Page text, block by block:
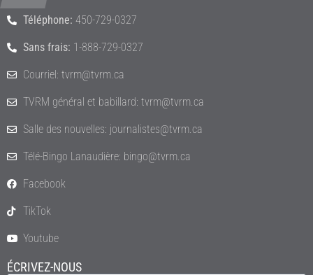
Téléphone: 450-729-0327
Sans frais: 1-888-729-0327
Courriel: tvrm@tvrm.ca
TVRM général et babillard: tvrm@tvrm.ca
Salle des nouvelles: journalistes@tvrm.ca
Télé-Bingo Lanaudière: bingo@tvrm.ca
Facebook
TikTok
Youtube
ÉCRIVEZ-NOUS